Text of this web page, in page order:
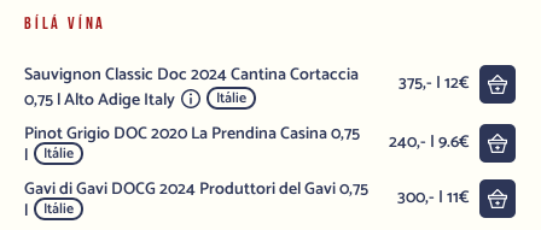
BÍLÁ VÍNA
Sauvignon Classic Doc 2024 Cantina Cortaccia
0,75 l Alto Adige Italy
Itálie
375,- | 12€
Pinot Grigio DOC 2020 La Prendina Casina 0,75
l Itálie 240,- | 9.6€
Gavi di Gavi DOCG 2024 Produttori del Gavi 0,75
l Itálie 300,- | 11€